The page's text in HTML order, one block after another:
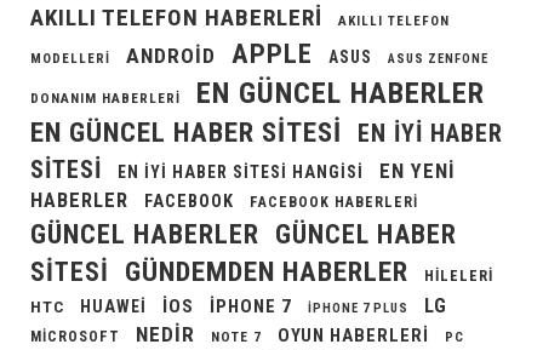
AKILLI TELEFON HABERLERI AKILLI TELEFON
MODELLERI ANDROID APPLE ASUS ASUS ZENFONE
DONANIM HABERLERI EN GÜNCEL HABERLER
EN GÜNCEL HABER SITESI
EN IYI HABER
SITESI
EN IYI HABER SITESI HANGISI
EN YENI
HABERLER
FACEBOOK FACEBOOK HABERLERI
GÜNCEL HABERLER
GÜNCEL HABER
SITESI
GÜNDEMDEN HABERLER
HILELERI
HTC
HUAWEI IOS IPHONE 7 IPHONE 7 PLUS LG
MICROSOFT NEDIR NOTE 7 OYUN HABERLERI PC